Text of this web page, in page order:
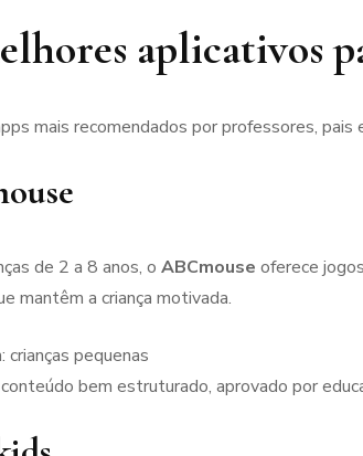
aplicativos
mais recomendados por professores,
de 2 a 8 anos, o ABCmouse oferece
mantêm a criança motivada.
crianças pequenas
bem estruturado, aprovado por